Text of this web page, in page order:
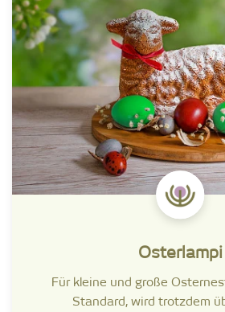
Osterlampi
Für kleine und große
Standard, wird trotzdem